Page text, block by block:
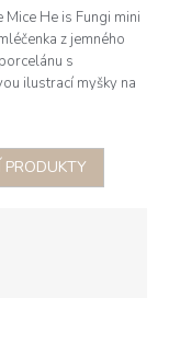
He is Fungi mini
z jemného
s
ilustrací myšky na